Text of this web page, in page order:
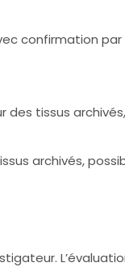
confirmation
tissus
archivés,